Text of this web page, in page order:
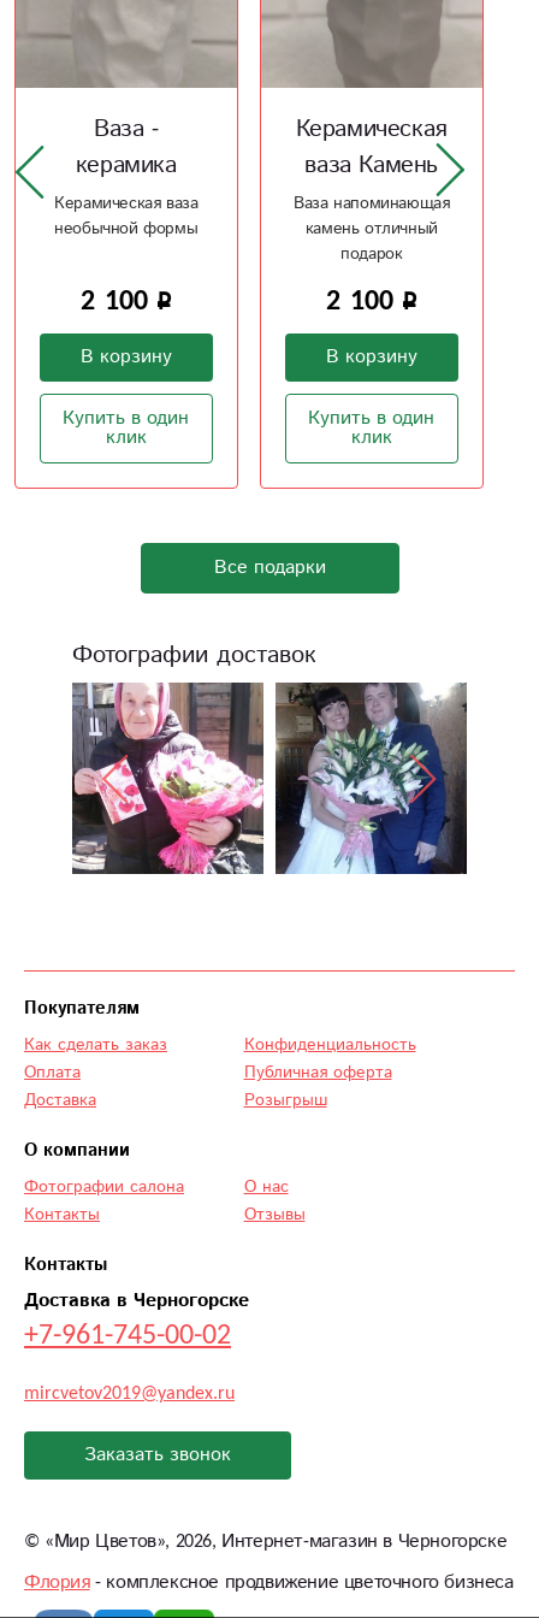
Керамическая
ваза Камень
Ваза напоминающая
камень отличный
2 100
В корзину
Купить в один
клик
Керамическая
ваза Рельеф
Серый цвет
керамической вазы
отличный подарок
1 100
В корзину
Купить в один
клик
Все подарки
Фотографии доставок
Контакты
Доставка в Черногорске
+7-961-745-00-02
mircvetov2019@yandex.ru
Заказать звонок
Покупателям
Как сделать заказ
Оплата
Доставка
Конфиденциальность
Публичная оферта
Розыгрыш
О компании
Фотографии салона
Контакты
О нас
Отзывы
© «Мир Цветов», 2026, Интернет-магазин в Черногорске
Флория- комплексное продвижение цветочного бизнеса